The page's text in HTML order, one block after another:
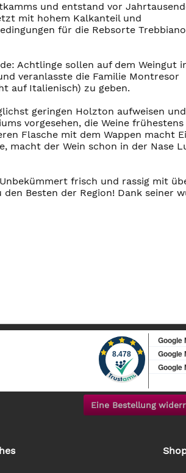
und entstand vor
mit hohem Kalkanteil und
für die Rebsorte
Achtlinge sollen auf dem Weingut
veranlasste die Familie Montresor
auf Italienisch) zu geben.
geringen Holzton aufweisen
vorgesehen, die Weine
Flasche mit dem Wappen
macht der Wein schon in der
frisch und rassig mit
Besten der Region! Dank
Eine Bestellung